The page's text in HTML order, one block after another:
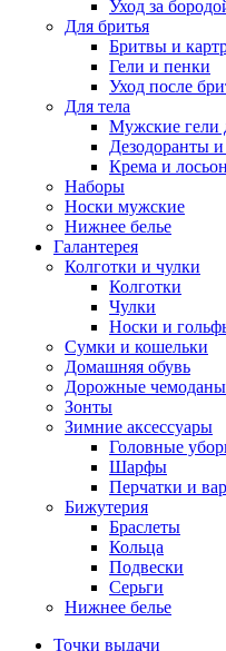
Уход за
Для бритья
Бритвы и
Гели и пенки
Уход после
Для тела
Мужские гели
Дезодоранты
Крема и
Наборы
Носки мужские
Нижнее белье
Галантерея
Колготки и чулки
Колготки
Чулки
Носки и
Сумки и кошельки
Домашняя обувь
Дорожные чемоданы
Зонты
Зимние аксессуары
Головные
Шарфы
Перчатки и
Бижутерия
Браслеты
Кольца
Подвески
Серьги
Нижнее белье
Точки выдачи